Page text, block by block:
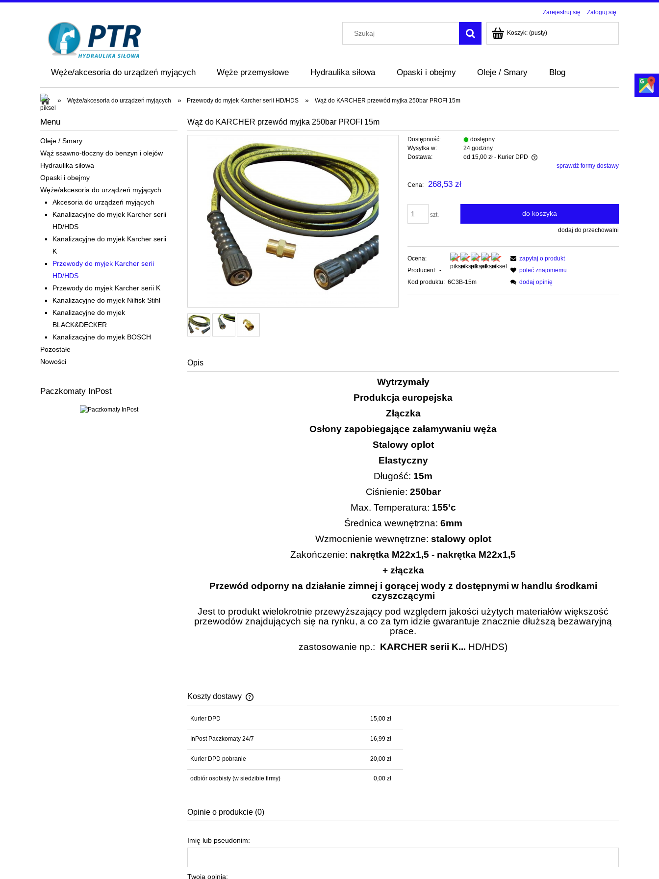
Zarejestruj się Zaloguj się
Koszyk: (pusty)
Węże/akcesoria do urządzeń myjących Węże przemysłowe Hydraulika siłowa Opaski i obejmy Oleje / Smary Blog
» Węże/akcesoria do urządzeń myjących » Przewody do myjek Karcher serii HD/HDS » Wąż do KARCHER przewód myjka 250bar PROFI 15m
Menu
Oleje / Smary
Wąż ssawno-tłoczny do benzyn i olejów
Hydraulika siłowa
Opaski i obejmy
Węże/akcesoria do urządzeń myjących
Akcesoria do urządzeń myjących
Kanalizacyjne do myjek Karcher serii
HD/HDS
Kanalizacyjne do myjek Karcher serii
K
Przewody do myjek Karcher serii
HD/HDS
Przewody do myjek Karcher serii K
Kanalizacyjne do myjek Nilfisk Stihl
Kanalizacyjne do myjek
BLACK&DECKER
Kanalizacyjne do myjek BOSCH
Pozostałe
Nowości
Paczkomaty InPost
Wąż do KARCHER przewód myjka 250bar PROFI 15m
Dostępność:
dostępny
Wysyłka w:
24 godziny
Dostawa:
od 15,00 zł - Kurier DPD
płatności
sprawdź formy dostawy
Cena: 268,53 zł
szt. do koszyka
dodaj do przechowalni
Ocena:
Producent: -
Kod produktu: 6C3B-15m
zapytaj o produkt
poleć znajomemu
dodaj opinię
Opis
Wytrzymały
Produkcja europejska
Złączka
Osłony zapobiegające załamywaniu węża
Stalowy oplot
Elastyczny
Długość: 15m
Ciśnienie: 250bar
Max. Temperatura: 155'c
Średnica wewnętrzna: 6mm
Wzmocnienie wewnętrzne: stalowy oplot
Zakończenie: nakrętka M22x1,5 - nakrętka M22x1,5
+ złączka
Przewód odporny na działanie zimnej i gorącej wody z dostępnymi w handlu środkami
czyszczącymi
Jest to produkt wielokrotnie przewyższający pod względem jakości użytych materiałów większość
przewodów znajdujących się na rynku, a co za tym idzie gwarantuje znacznie dłuższą bezawaryjną
prace.
zastosowanie np.: KARCHER serii K... HD/HDS)
Koszty dostawy
płatności
Kurier DPD 15,00 zł
InPost Paczkomaty 24/7 16,99 zł
Kurier DPD pobranie 20,00 zł
odbiór osobisty (w siedzibie firmy) 0,00 zł
Opinie o produkcie (0)
Imię lub pseudonim:
Twoja opinia: